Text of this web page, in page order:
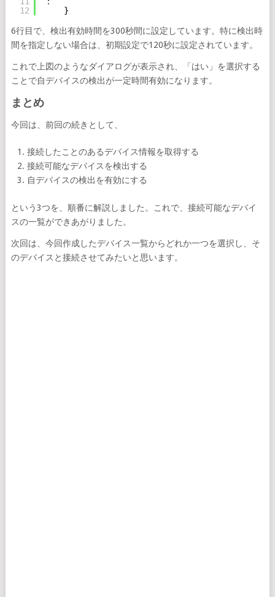
12
}
6行目で、検出有効時間を300秒間に設定しています。特に検出時
間を指定しない場合は、初期設定で120秒に設定されています。
これで上図のようなダイアログが表示され、「はい」を選択する
ことで自デバイスの検出が一定時間有効になります。
まとめ
今回は、前回の続きとして、
接続したことのあるデバイス情報を取得する
接続可能なデバイスを検出する
自デバイスの検出を有効にする
という3つを、順番に解説しました。これで、接続可能なデバイ
スの一覧ができあがりました。
次回は、今回作成したデバイス一覧からどれか一つを選択し、そ
のデバイスと接続させてみたいと思います。